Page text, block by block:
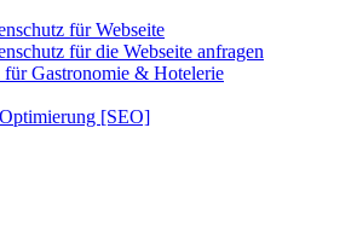
für Webseite
für die Webseite anfragen
für Gastronomie & Hotelerie
[SEO]